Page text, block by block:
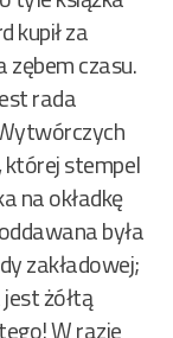
kupił za
zębem czasu.
rada
której stempel
na okładkę
była
zakładowej;
żółtą
W razie